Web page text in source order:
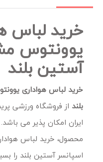
خرید لباس
یوونتوس
آستین بلند
خرید لباس هواداری
بلند از فروشگاه ورزشی
ایران امکان پذیر می
محصول، خرید لباس
اسپانسر آستین بلند را